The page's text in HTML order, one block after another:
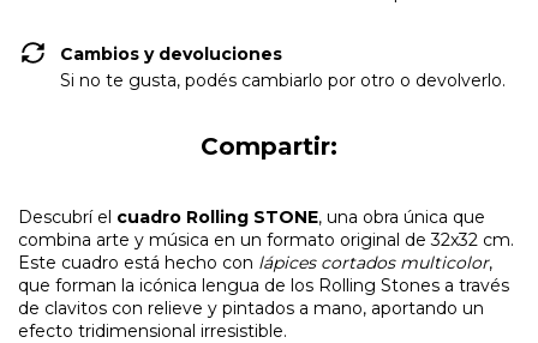
Cambios y devoluciones
Si no te gusta, podés cambiarlo por otro o devolverlo.
Compartir:
Descubrí el cuadro Rolling STONE, una obra única que
combina arte y música en un formato original de 32x32 cm.
Este cuadro está hecho con lápices cortados multicolor,
que forman la icónica lengua de los Rolling Stones a través
de clavitos con relieve y pintados a mano, aportando un
efecto tridimensional irresistible.